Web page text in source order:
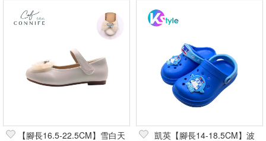
【腳長16.5-22.5CM】雪白天 凱英【腳長14-18.5CM】波